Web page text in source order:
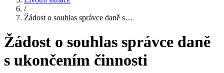
/
Žádost o souhlas správce daně s…
Žádost o souhlas správce daně
s ukončením činnosti